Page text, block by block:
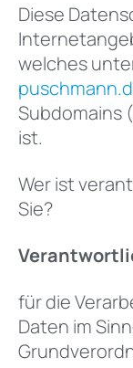
Diese
welches
Subdomains
ist.
Wer ist
Sie?
für die
Daten im